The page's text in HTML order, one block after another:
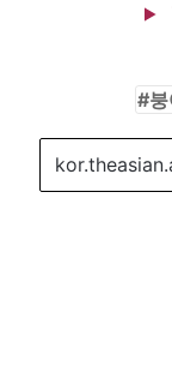
붕